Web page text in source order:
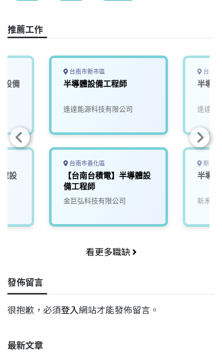
o
k
n
k
推薦工作
設備
設
台南市新市區
半導體設備工程師
逢達能源科技有限公司
台南市善化區
【台南台積電】半導體設
備工程師
金巨弘科技有限公司
台中
半導
逢達能
新竹
半導
新禾應
看更多職缺
發佈留言
很抱歉，必須登入網站才能發佈留言。
最新文章